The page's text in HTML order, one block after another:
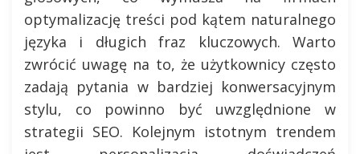
optymalizację treści pod kątem naturalnego
języka i długich fraz kluczowych. Warto
zwrócić uwagę na to, że użytkownicy często
zadają pytania w bardziej konwersacyjnym
stylu, co powinno być uwzględnione w
strategii SEO. Kolejnym istotnym trendem